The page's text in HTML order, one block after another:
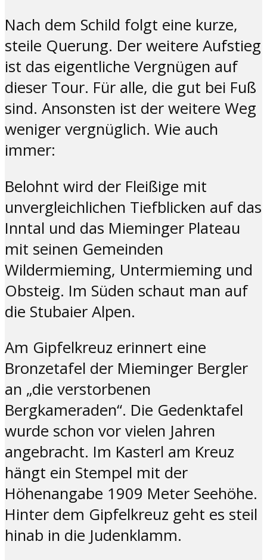
Nach dem Schild folgt eine kurze,
steile Querung. Der weitere Aufstieg
ist das eigentliche Vergnügen auf
dieser Tour. Für alle, die gut bei Fuß
sind. Ansonsten ist der weitere Weg
weniger vergnüglich. Wie auch
immer:
Belohnt wird der Fleißige mit
unvergleichlichen Tiefblicken auf das
Inntal und das Mieminger Plateau
mit seinen Gemeinden
Wildermieming, Untermieming und
Obsteig. Im Süden schaut man auf
die Stubaier Alpen.
Am Gipfelkreuz erinnert eine
Bronzetafel der Mieminger Bergler
an „die verstorbenen
Bergkameraden“. Die Gedenktafel
wurde schon vor vielen Jahren
angebracht. Im Kasterl am Kreuz
hängt ein Stempel mit der
Höhenangabe 1909 Meter Seehöhe.
Hinter dem Gipfelkreuz geht es steil
hinab in die Judenklamm.